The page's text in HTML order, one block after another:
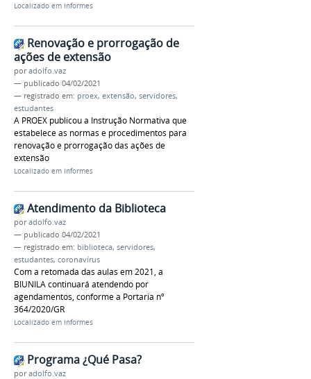
Localizado em Informes
Renovação e prorrogação de
ações de extensão
poradolfo.vaz
— publicado 04/02/2021
— registrado em: proex, extensão, servidores,
estudantes
A PROEX publicou a Instrução Normativa que
estabelece as normas e procedimentos para
renovação e prorrogação das ações de
extensão
Localizado em Informes
Atendimento da Biblioteca
poradolfo.vaz
— publicado 04/02/2021
— registrado em: biblioteca, servidores,
estudantes, coronavírus
Com a retomada das aulas em 2021, a
BIUNILA continuará atendendo por
agendamentos, conforme a Portaria nº
364/2020/GR
Localizado em Informes
Programa ¿Qué Pasa?
poradolfo.vaz